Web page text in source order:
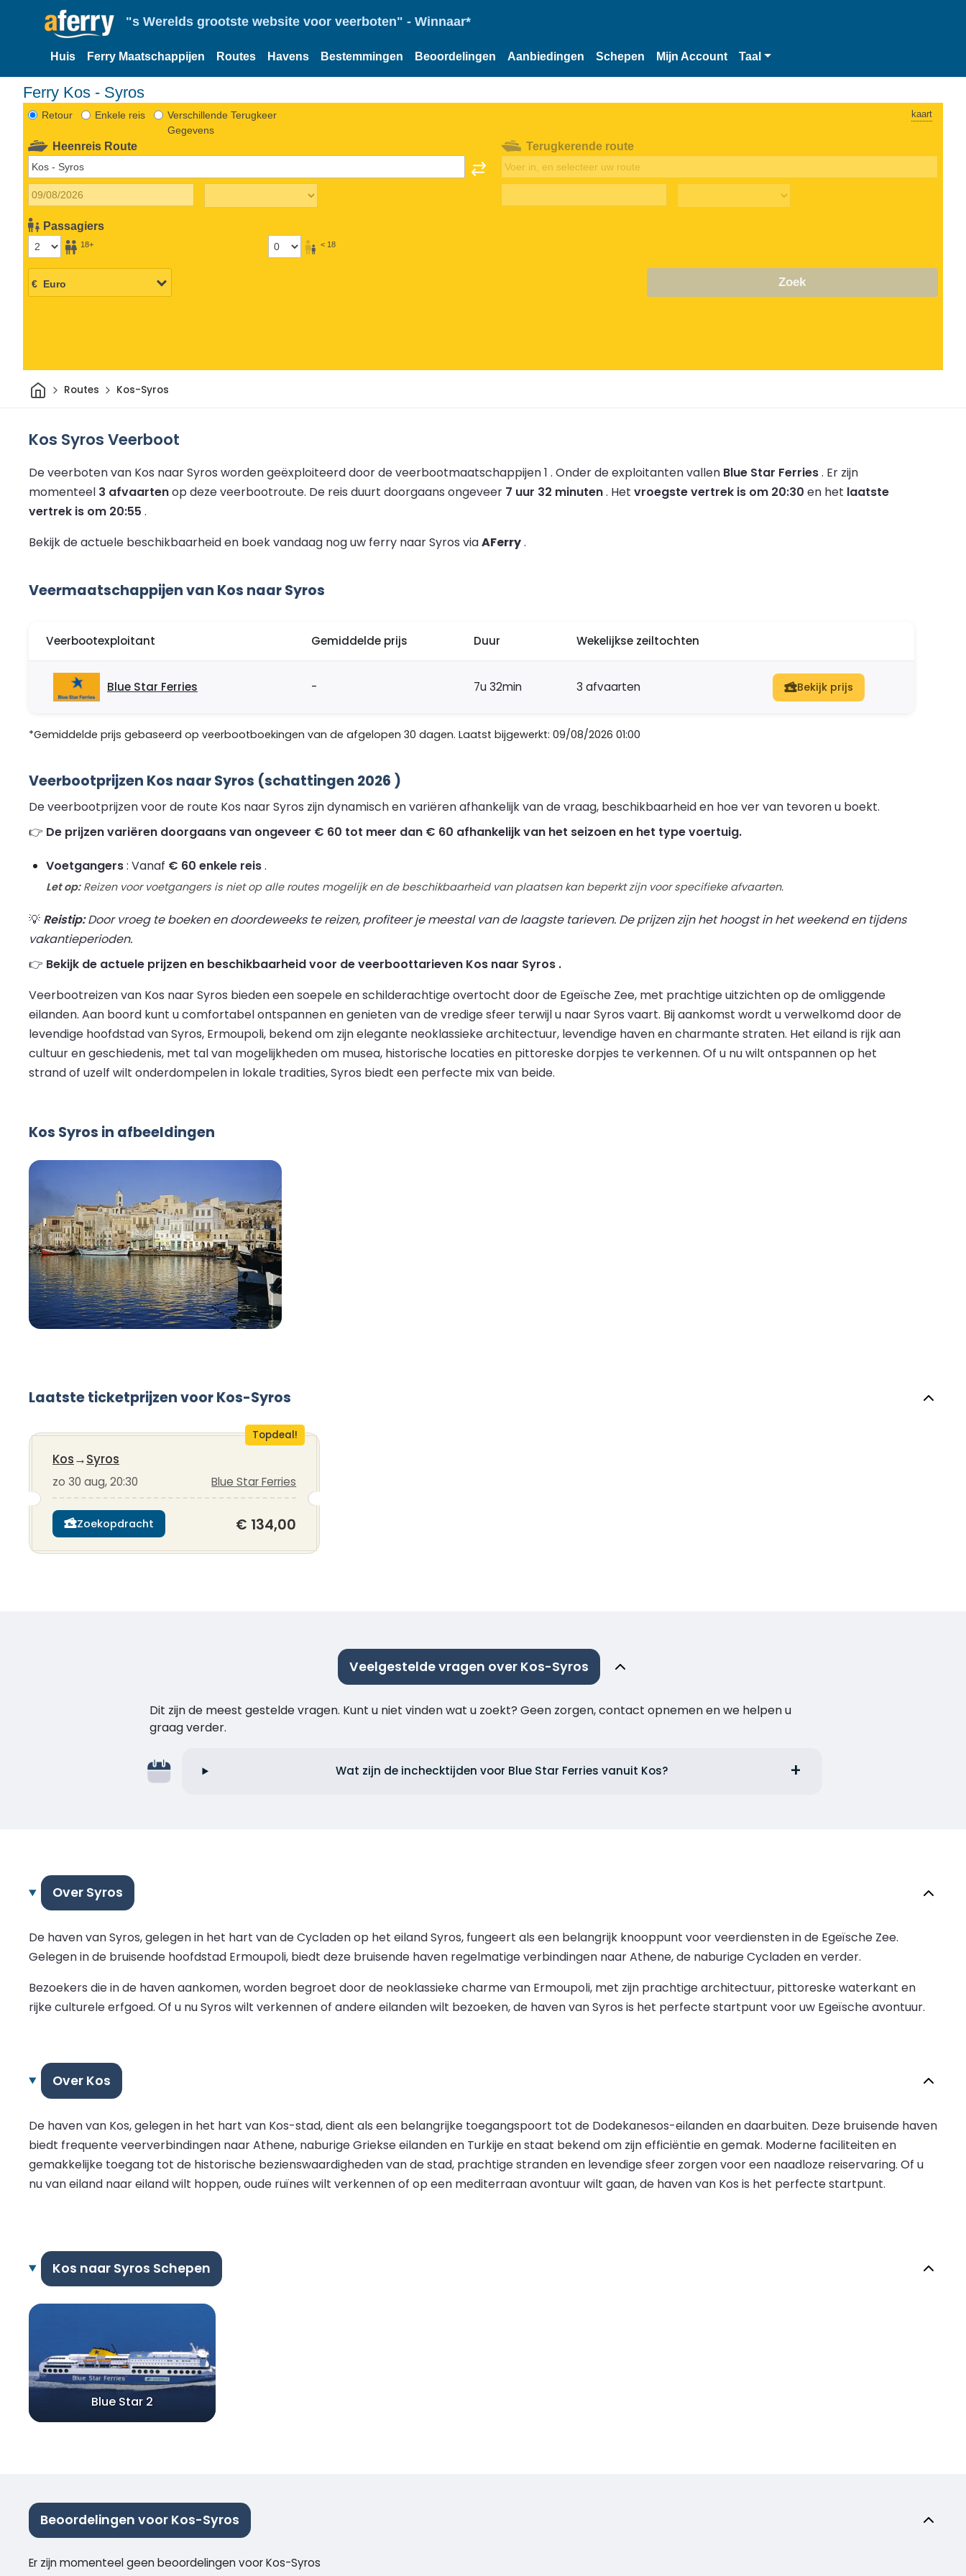
"s Werelds grootste website voor veerboten" - Winnaar*
Huis Ferry Maatschappijen Routes Havens Bestemmingen Beoordelingen Aanbiedingen Schepen Mijn Account Taal
Ferry Kos - Syros
Retour Enkele reis
Verschillende Terugkeer
Gegevens
kaart
Heenreis Route
Passagiers
18+ < 18
Terugkerende route
Zoek
ThuisRoutes Kos-Syros
Kos Syros Veerboot
De veerboten van Kos naar Syros worden geëxploiteerd door de veerbootmaatschappijen 1 . Onder de exploitanten vallen Blue Star Ferries. Er zijn
momenteel 3 afvaartenop deze veerbootroute. De reis duurt doorgaans ongeveer 7 uur 32 minuten. Het vroegste vertrek is om 20:30 en het laatste
vertrek is om 20:55 .
Bekijk de actuele beschikbaarheid en boek vandaag nog uw ferry naar Syros viaAFerry.
Veermaatschappijen van Kos naar Syros
Veerbootexploitant Gemiddelde prijs Duur Wekelijkse zeiltochten
Blue Star Ferries - 7u 32min 3 afvaarten Bekijk prijs
*Gemiddelde prijs gebaseerd op veerbootboekingen van de afgelopen 30 dagen. Laatst bijgewerkt: 09/08/2026 01:00
Veerbootprijzen Kos naar Syros (schattingen 2026 )
De veerbootprijzen voor de route Kos naar Syros zijn dynamisch en variëren afhankelijk van de vraag, beschikbaarheid en hoe ver van tevoren u boekt.
👉 De prijzen variëren doorgaans van ongeveer € 60 tot meer dan € 60 afhankelijk van het seizoen en het type voertuig.
Voetgangers: Vanaf € 60 enkele reis.
Let op:Reizen voor voetgangers is niet op alle routes mogelijk en de beschikbaarheid van plaatsen kan beperkt zijn voor specifieke afvaarten.
💡 Reistip:Door vroeg te boeken en doordeweeks te reizen, profiteer je meestal van de laagste tarieven. De prijzen zijn het hoogst in het weekend en tijdens
vakantieperioden.
👉 Bekijk de actuele prijzen en beschikbaarheid voor de veerboottarieven Kos naar Syros .
Veerbootreizen van Kos naar Syros bieden een soepele en schilderachtige overtocht door de Egeïsche Zee, met prachtige uitzichten op de omliggende
eilanden. Aan boord kunt u comfortabel ontspannen en genieten van de vredige sfeer terwijl u naar Syros vaart. Bij aankomst wordt u verwelkomd door de
levendige hoofdstad van Syros, Ermoupoli, bekend om zijn elegante neoklassieke architectuur, levendige haven en charmante straten. Het eiland is rijk aan
cultuur en geschiedenis, met tal van mogelijkheden om musea, historische locaties en pittoreske dorpjes te verkennen. Of u nu wilt ontspannen op het
strand of uzelf wilt onderdompelen in lokale tradities, Syros biedt een perfecte mix van beide.
Kos Syros in afbeeldingen
Laatste ticketprijzen voor Kos-Syros
Topdeal!
Kos→Syros
zo 30 aug, 20:30 Blue Star Ferries
Zoekopdracht € 134,00
Veelgestelde vragen over Kos-Syros
Dit zijn de meest gestelde vragen. Kunt u niet vinden wat u zoekt? Geen zorgen, contact opnemen en we helpen u
graag verder.
Wat zijn de inchecktijden voor Blue Star Ferries vanuit Kos?
Over Syros
De haven van Syros, gelegen in het hart van de Cycladen op het eiland Syros, fungeert als een belangrijk knooppunt voor veerdiensten in de Egeïsche Zee.
Gelegen in de bruisende hoofdstad Ermoupoli, biedt deze bruisende haven regelmatige verbindingen naar Athene, de naburige Cycladen en verder.
Bezoekers die in de haven aankomen, worden begroet door de neoklassieke charme van Ermoupoli, met zijn prachtige architectuur, pittoreske waterkant en
rijke culturele erfgoed. Of u nu Syros wilt verkennen of andere eilanden wilt bezoeken, de haven van Syros is het perfecte startpunt voor uw Egeïsche avontuur.
Over Kos
De haven van Kos, gelegen in het hart van Kos-stad, dient als een belangrijke toegangspoort tot de Dodekanesos-eilanden en daarbuiten. Deze bruisende haven
biedt frequente veerverbindingen naar Athene, naburige Griekse eilanden en Turkije en staat bekend om zijn efficiëntie en gemak. Moderne faciliteiten en
gemakkelijke toegang tot de historische bezienswaardigheden van de stad, prachtige stranden en levendige sfeer zorgen voor een naadloze reiservaring. Of u
nu van eiland naar eiland wilt hoppen, oude ruïnes wilt verkennen of op een mediterraan avontuur wilt gaan, de haven van Kos is het perfecte startpunt.
Kos naar Syros Schepen
Blue Star 2
Beoordelingen voor Kos-Syros
Er zijn momenteel geen beoordelingen voor Kos-Syros